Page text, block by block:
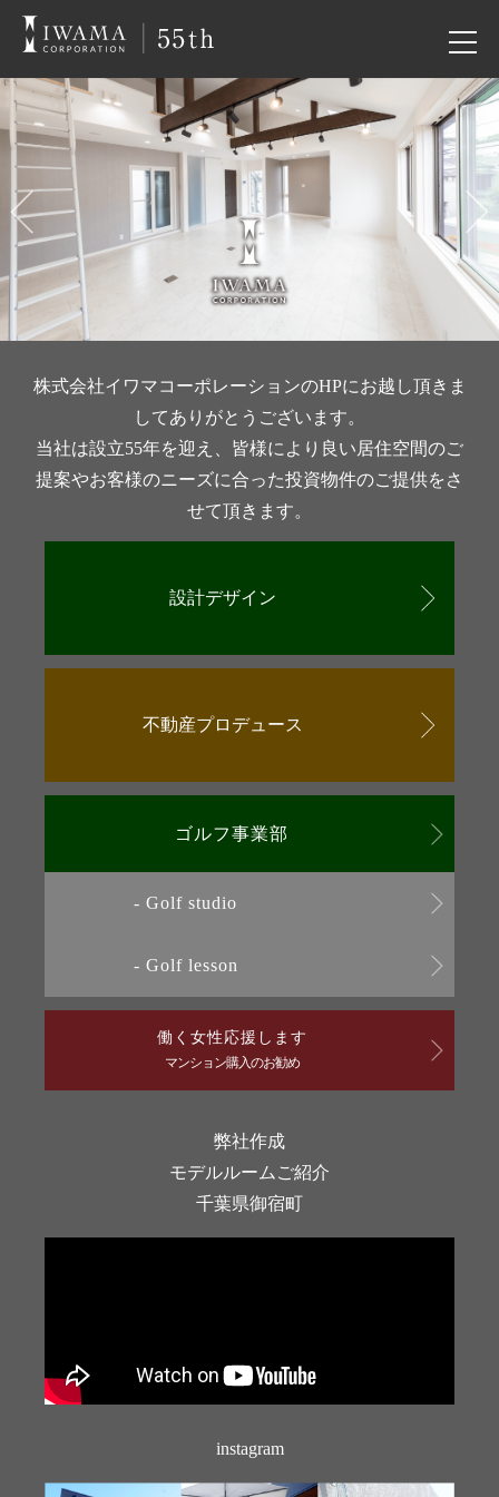
PREV
株式会社イワマコーポレーションのHPにお越し頂きま
してありがとうございます。
当社は設立55年を迎え、皆様により良い居住空間のご
提案やお客様のニーズに合った投資物件のご提供をさ
せて頂きます。
設計デザイン
不動産プロデュース
ゴルフ事業部
- Golf studio
- Golf lesson
働く女性応援します
マンション購入のお勧め
弊社作成
モデルルームご紹介
千葉県御宿町
instagram